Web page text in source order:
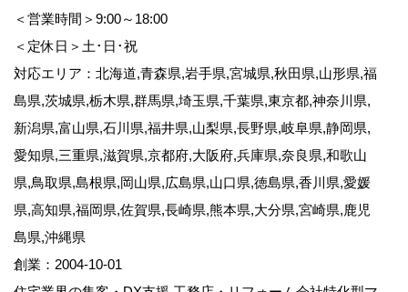
＜営業時間＞9:00～18:00
＜定休日＞土･日･祝
対応エリア：北海道,青森県,岩手県,宮城県,秋田県,山形県,福
島県,茨城県,栃木県,群馬県,埼玉県,千葉県,東京都,神奈川県,
新潟県,富山県,石川県,福井県,山梨県,長野県,岐阜県,静岡県,
愛知県,三重県,滋賀県,京都府,大阪府,兵庫県,奈良県,和歌山
県,鳥取県,島根県,岡山県,広島県,山口県,徳島県,香川県,愛媛
県,高知県,福岡県,佐賀県,長崎県,熊本県,大分県,宮崎県,鹿児
島県,沖縄県
創業：2004-10-01